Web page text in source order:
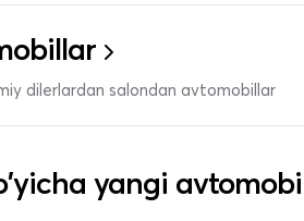
dilerlardan salondan avtomobillar
yangi